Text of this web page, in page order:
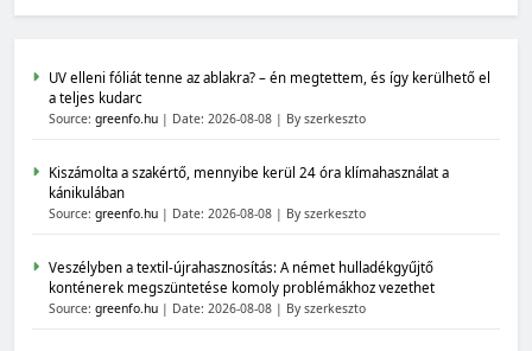
UV elleni fóliát tenne az ablakra? – én megtettem, és így kerülhető el
a teljes kudarc
Source: greenfo.hu Date: 2026-08-08 By szerkeszto
Kiszámolta a szakértő, mennyibe kerül 24 óra klímahasználat a
kánikulában
Source: greenfo.hu Date: 2026-08-08 By szerkeszto
Veszélyben a textil-újrahasznosítás: A német hulladékgyűjtő
konténerek megszüntetése komoly problémákhoz vezethet
Source: greenfo.hu Date: 2026-08-08 By szerkeszto